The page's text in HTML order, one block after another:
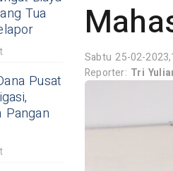
Tua
Pusat
Pangan
Sabtu 25-02-
Reporter: Tri